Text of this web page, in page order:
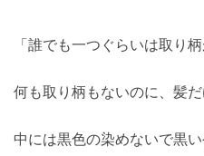
「誰でも一つぐらいは取り
何も取り柄もないのに、髪
中には黒色の染めないで黒い